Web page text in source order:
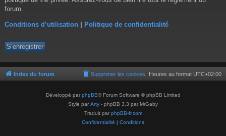
forum.
Conditions d’utilisation | Politique de confidentialité
S’enregistrer
Index du forum Heures au format UTC+02:00
Supprimer les cookies
Développé par phpBB® Forum Software © phpBB Limited
Style par Arty - phpBB 3.3 par MrGaby
Traduit par phpBB-fr.com
Confidentialité | Conditions